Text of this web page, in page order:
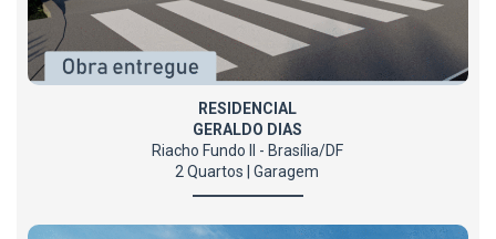
RESIDENCIAL
GERALDO DIAS
Riacho Fundo II - Brasília/DF
2 Quartos | Garagem